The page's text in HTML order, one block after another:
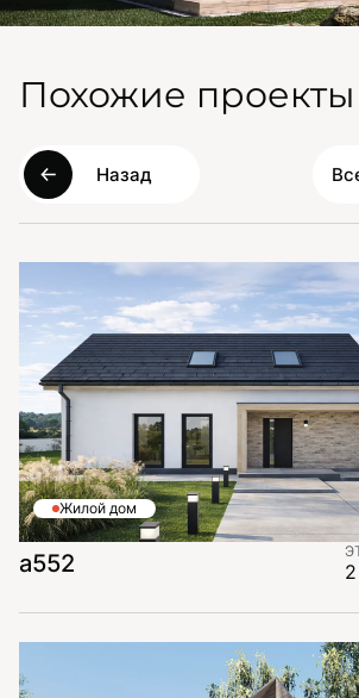
Похожие проекты
Назад
Жилой дом
а552 2